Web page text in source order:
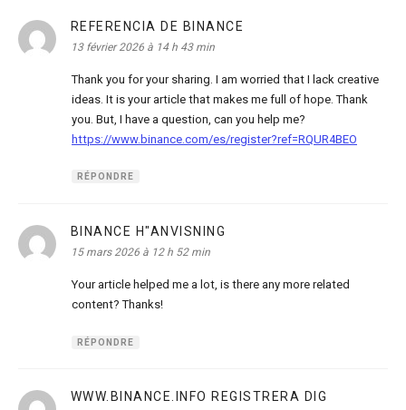
REFERENCIA DE BINANCE
13 février 2026 à 14 h 43 min
Thank you for your sharing. I am worried that I lack creative
ideas. It is your article that makes me full of hope. Thank
you. But, I have a question, can you help me?
https://www.binance.com/es/register?ref=RQUR4BEO
RÉPONDRE
BINANCE H"ANVISNING
15 mars 2026 à 12 h 52 min
Your article helped me a lot, is there any more related
content? Thanks!
RÉPONDRE
WWW.BINANCE.INFO REGISTRERA DIG